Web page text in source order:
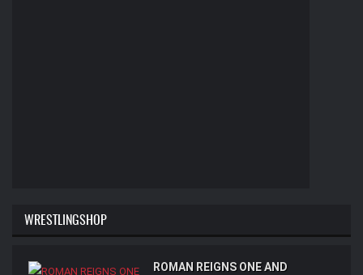
WRESTLINGSHOP
ROMAN REIGNS ONE AND